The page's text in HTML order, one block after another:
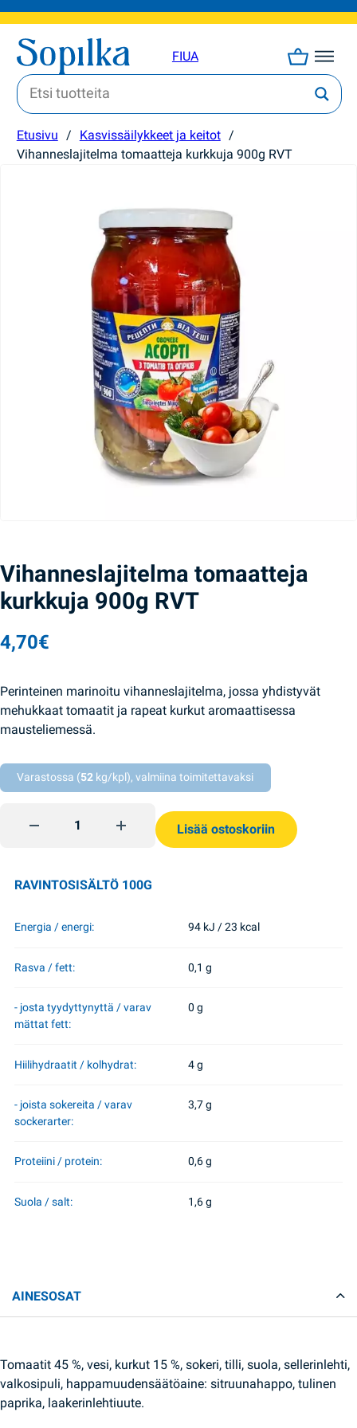
FIUA
Etusivu / Kasvissäilykkeet ja keitot /
Vihanneslajitelma tomaatteja kurkkuja 900g RVT
Vihanneslajitelma tomaatteja
kurkkuja 900g RVT
4,70€
Perinteinen marinoitu vihanneslajitelma, jossa yhdistyvät
mehukkaat tomaatit ja rapeat kurkut aromaattisessa
mausteliemessä.
Varastossa (52 kg/kpl), valmiina toimitettavaksi
Vihanneslajitelma tomaatteja kurkkuja 900g RVT quantity
Lisää ostoskoriin
RAVINTOSISÄLTÖ 100G
Energia / energi: 94 kJ / 23 kcal
Rasva / fett: 0,1 g
- josta tyydyttynyttä / varav
mättat fett:
0 g
Hiilihydraatit / kolhydrat: 4 g
- joista sokereita / varav
sockerarter:
3,7 g
Proteiini / protein: 0,6 g
Suola / salt: 1,6 g
AINESOSAT
Tomaatit 45 %, vesi, kurkut 15 %, sokeri, tilli, suola, sellerinlehti,
valkosipuli, happamuudensäätöaine: sitruunahappo, tulinen
paprika, laakerinlehtiuute.